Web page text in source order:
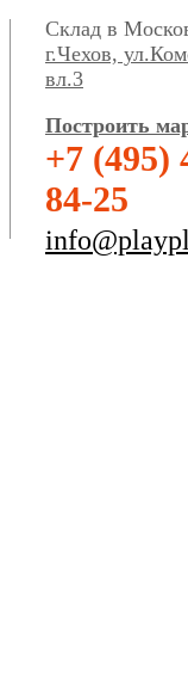
Склад в
г.Чехов,
вл.3
Построить
+7 (495)
84-25